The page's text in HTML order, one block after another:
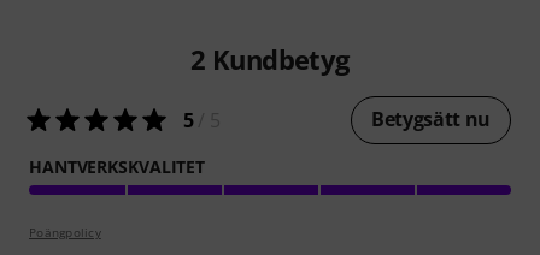
2 Kundbetyg
5/ 5 Betygsätt nu
HANTVERKSKVALITET
Poängpolicy